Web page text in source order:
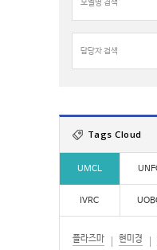
색
:
델
명
:자
:
Tags Cloud
UMCL
IVRC
플라즈마 현미경